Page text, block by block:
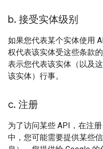
b. 接受实体级别
如果您代表某个实体使用
权代表该实体受这些条款
表示您代表该实体（以及
该实体）行事。
c. 注册
为了访问某些 API，在注
中，您可能需要提供某些